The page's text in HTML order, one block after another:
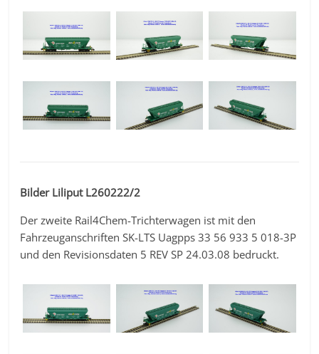
Bilder Liliput L260222/2
Der zweite Rail4Chem-Trichterwagen ist mit den
Fahrzeuganschriften SK-LTS Uagpps 33 56 933 5 018-3P
und den Revisionsdaten 5 REV SP 24.03.08 bedruckt.